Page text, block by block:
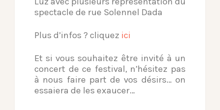
spectacle de rue Solennel Dada
Plus d’infos ? cliquez ici
Et si vous souhaitez être invité à un
concert de ce festival, n’hésitez pas
à nous faire part de vos désirs… on
essaiera de les exaucer…